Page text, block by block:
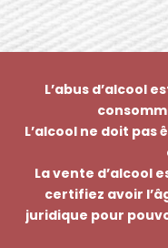
L’abus d’alcool
L’alcool ne doit
La vente d’alcool
certifiez avoir
juridique pour